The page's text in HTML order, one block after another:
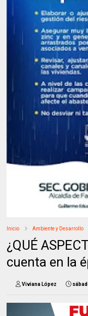
Inicio Ambiente y Desarrollo
¿QUÉ
cuenta en la
Viviana López